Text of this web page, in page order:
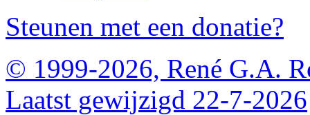
Steunen met een donatie?
© 1999-2026, René G.A.
Laatst gewijzigd 22-7-2026